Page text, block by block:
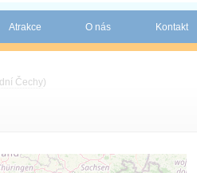
Atrakce O nás Kontakt
Čechy)